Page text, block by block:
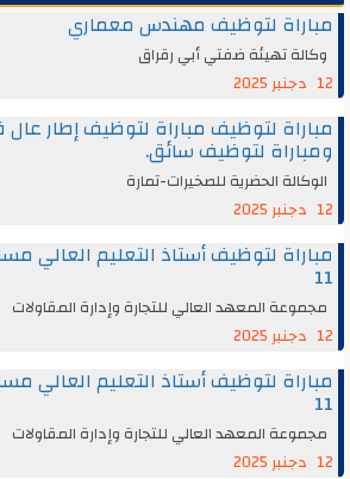
مباراة لتوظيف مهندس معماري
وكالة تهيئة ضفتي أبي رقراق
12 دجنبر 2025
مباراة لتوظيف مباراة لتوظيف إطار عال
ومباراة لتوظيف سائق.
الوكالة الحضرية للصخيرات-تمارة
12 دجنبر 2025
مباراة لتوظيف أستاذ التعليم العالي
11
مجموعة المعهد العالي للتجارة وإدارة المقاولات
12 دجنبر 2025
مباراة لتوظيف أستاذ التعليم العالي
11
مجموعة المعهد العالي للتجارة وإدارة المقاولات
12 دجنبر 2025